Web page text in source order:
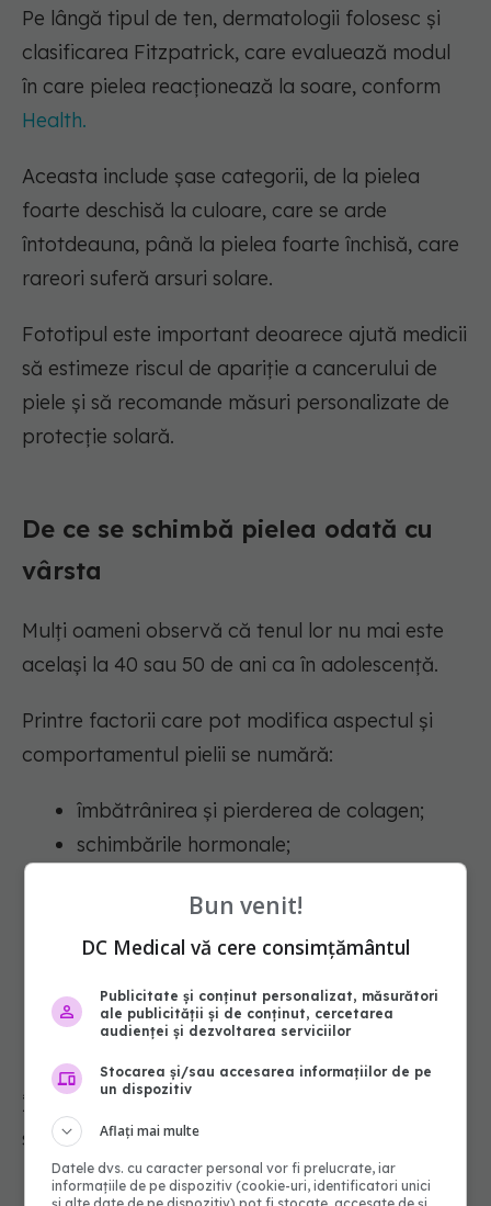
Pe lângă tipul de ten, dermatologii folosesc și
clasificarea Fitzpatrick, care evaluează modul
în care pielea reacționează la soare, conform
Health.
Aceasta include șase categorii, de la pielea
foarte deschisă la culoare, care se arde
întotdeauna, până la pielea foarte închisă, care
rareori suferă arsuri solare.
Fototipul este important deoarece ajută medicii
să estimeze riscul de apariție a cancerului de
piele și să recomande măsuri personalizate de
protecție solară.
De ce se schimbă pielea odată cu
vârsta
Mulți oameni observă că tenul lor nu mai este
același la 40 sau 50 de ani ca în adolescență.
Printre factorii care pot modifica aspectul și
comportamentul pielii se numără:
îmbătrânirea și pierderea de colagen;
schimbările hormonale;
clima și umiditatea;
afecțiunile tiroidiene;
carențele de vitamine și minerale.
În timp, pielea tinde să devină mai uscată, mai
subțire și mai sensibilă.
Bun venit!
DC Medical vă cere consimțământul
Publicitate și conținut personalizat, măsurători
ale publicității și de conținut, cercetarea
audienței și dezvoltarea serviciilor
Stocarea și/sau accesarea informațiilor de pe
un dispozitiv
Aflați mai multe
Datele dvs. cu caracter personal vor fi prelucrate, iar
informațiile de pe dispozitiv (cookie-uri, identificatori unici